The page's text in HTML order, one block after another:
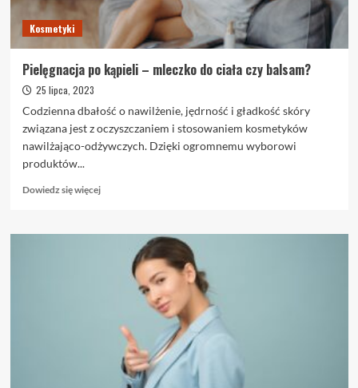
Kosmetyki
Pielęgnacja po kąpieli – mleczko do ciała czy balsam?
25 lipca, 2023
Codzienna dbałość o nawilżenie, jędrność i gładkość skóry
związana jest z oczyszczaniem i stosowaniem kosmetyków
nawilżająco-odżywczych. Dzięki ogromnemu wyborowi
produktów...
Dowiedz się więcejDowiedz
o
Pielęgnacja
balsam?